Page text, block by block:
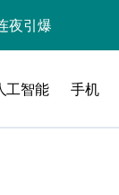
夜引爆
是那个机械音
了，微软这次真
工智能 手机